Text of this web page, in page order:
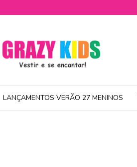
LANÇAMENTOS VERÃO 27 MENINOS